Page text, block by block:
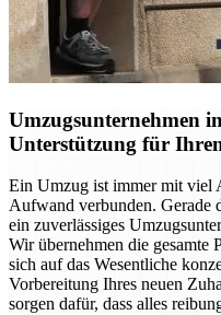
Umzugsunternehmen
Unterstützung für
Ein Umzug ist immer mit viel
Aufwand verbunden. Gerade
ein zuverlässiges
Wir übernehmen die gesamte
sich auf das Wesentliche
Vorbereitung Ihres neuen
sorgen dafür, dass alles